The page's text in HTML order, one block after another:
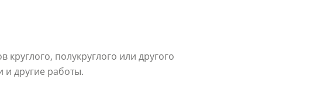
полукруглого или другого
и другие работы.